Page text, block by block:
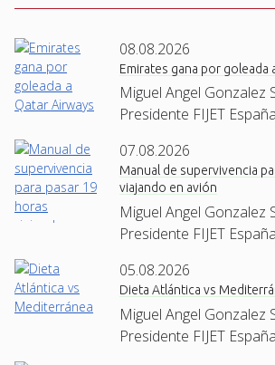
08.08.2026
Emirates gana por goleada
Miguel Angel Gonzalez
Presidente FIJET España
07.08.2026
Manual de supervivencia
viajando en avión
Miguel Angel Gonzalez
Presidente FIJET España
05.08.2026
Dieta Atlántica vs
Miguel Angel Gonzalez
Presidente FIJET España